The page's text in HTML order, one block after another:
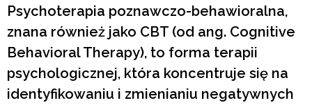
Psychoterapia poznawczo-behawioralna,
znana również jako CBT (od ang. Cognitive
Behavioral Therapy), to forma terapii
psychologicznej, która koncentruje się na
identyfikowaniu i zmienianiu negatywnych